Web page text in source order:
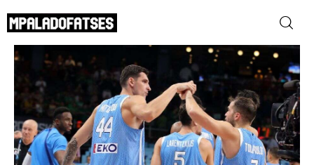
Ελλάδα – Τουρκία: Η μέρα και το κανάλι
της αναμέτρησης
SHARE POST
ΜΟΥΝΤΙΑΛ 2026
ΠΟΔΟΣΦΑΙΡΟ